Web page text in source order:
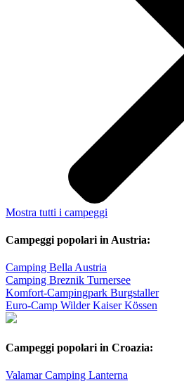
Mostra tutti i campeggi
Campeggi popolari in Austria:
Camping Bella Austria
Camping Breznik Turnersee
Komfort-Campingpark Burgstaller
Euro-Camp Wilder Kaiser Kössen
Campeggi popolari in Croazia:
Valamar Camping Lanterna